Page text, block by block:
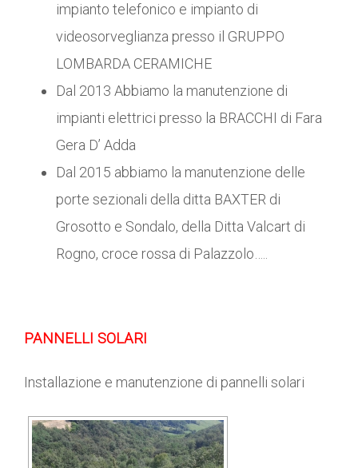
impianto telefonico e impianto di
videosorveglianza presso il GRUPPO
LOMBARDA CERAMICHE
Dal 2013 Abbiamo la manutenzione di
impianti elettrici presso la BRACCHI di Fara
Gera D’ Adda
Dal 2015 abbiamo la manutenzione delle
porte sezionali della ditta BAXTER di
Grosotto e Sondalo, della Ditta Valcart di
Rogno, croce rossa di Palazzolo…..
PANNELLI SOLARI
Installazione e manutenzione di pannelli solari